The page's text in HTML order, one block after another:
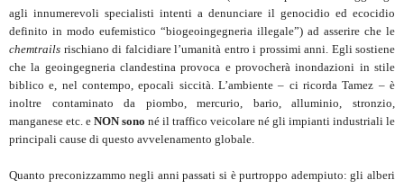
agli innumerevoli specialisti intenti a denunciare il genocidio ed ecocidio
definito in modo eufemistico “biogeoingegneria illegale”) ad asserire che le
chemtrails rischiano di falcidiare l’umanità entro i prossimi anni. Egli sostiene
che la geoingegneria clandestina provoca e provocherà inondazioni in stile
biblico e, nel contempo, epocali siccità. L’ambiente – ci ricorda Tamez – è
inoltre contaminato da piombo, mercurio, bario, alluminio, stronzio,
manganese etc. e NON sono né il traffico veicolare né gli impianti industriali le
principali cause di questo avvelenamento globale.
Quanto preconizzammo negli anni passati si è purtroppo adempiuto: gli alberi